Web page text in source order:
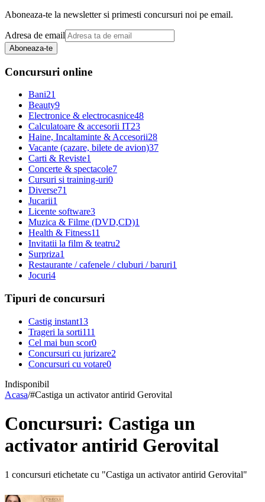
Aboneaza-te la newsletter si primesti concursuri noi pe email.
Adresa de email
Aboneaza-te
Concursuri online
Bani21
Beauty9
Electronice & electrocasnice48
Calculatoare & accesorii IT23
Haine, Incaltaminte & Accesorii28
Vacante (cazare, bilete de avion)37
Carti & Reviste1
Concerte & spectacole7
Cursuri si training-uri0
Diverse71
Jucarii1
Licente software3
Muzica & Filme (DVD,CD)1
Health & Fitness11
Invitatii la film & teatru2
Surpriza1
Restaurante / cafenele / cluburi / baruri1
Jocuri4
Tipuri de concursuri
Castig instant13
Trageri la sorti111
Cel mai bun scor0
Concursuri cu jurizare2
Concursuri cu votare0
Indisponibil
Acasa/#Castiga un activator antirid Gerovital
Concursuri: Castiga un
activator antirid Gerovital
1 concursuri etichetate cu "Castiga un activator antirid Gerovital"